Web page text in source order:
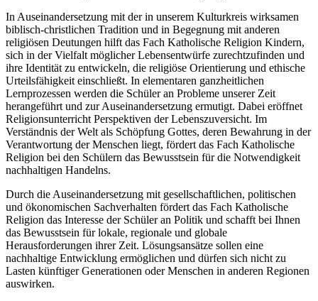
In Auseinandersetzung mit der in unserem Kulturkreis wirksamen
biblisch-christlichen Tradition und in Begegnung mit anderen
religiösen Deutungen hilft das Fach Katholische Religion Kindern,
sich in der Vielfalt möglicher Lebensentwürfe zurechtzufinden und
ihre Identität zu entwickeln, die religiöse Orientierung und ethische
Urteilsfähigkeit einschließt. In elementaren ganzheitlichen
Lernprozessen werden die Schüler an Probleme unserer Zeit
herangeführt und zur Auseinandersetzung ermutigt. Dabei eröffnet
Religionsunterricht Perspektiven der Lebenszuversicht. Im
Verständnis der Welt als Schöpfung Gottes, deren Bewahrung in der
Verantwortung der Menschen liegt, fördert das Fach Katholische
Religion bei den Schülern das Bewusstsein für die Notwendigkeit
nachhaltigen Handelns.
Durch die Auseinandersetzung mit gesellschaftlichen, politischen
und ökonomischen Sachverhalten fördert das Fach Katholische
Religion das Interesse der Schüler an Politik und schafft bei Ihnen
das Bewusstsein für lokale, regionale und globale
Herausforderungen ihrer Zeit. Lösungsansätze sollen eine
nachhaltige Entwicklung ermöglichen und dürfen sich nicht zu
Lasten künftiger Generationen oder Menschen in anderen Regionen
auswirken.